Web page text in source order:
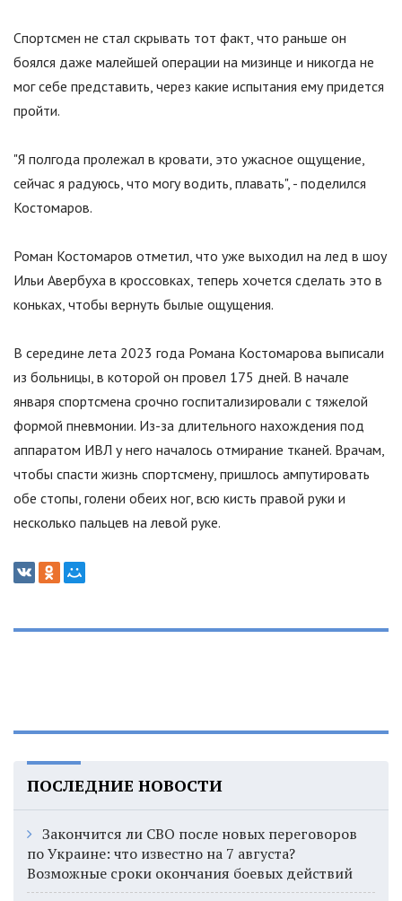
Спортсмен не стал скрывать тот факт, что раньше он
боялся даже малейшей операции на мизинце и никогда не
мог себе представить, через какие испытания ему придется
пройти.
"Я полгода пролежал в кровати, это ужасное ощущение,
сейчас я радуюсь, что могу водить, плавать", - поделился
Костомаров.
Роман Костомаров отметил, что уже выходил на лед в шоу
Ильи Авербуха в кроссовках, теперь хочется сделать это в
коньках, чтобы вернуть былые ощущения.
В середине лета 2023 года Романа Костомарова выписали
из больницы, в которой он провел 175 дней. В начале
января спортсмена срочно госпитализировали с тяжелой
формой пневмонии. Из-за длительного нахождения под
аппаратом ИВЛ у него началось отмирание тканей. Врачам,
чтобы спасти жизнь спортсмену, пришлось ампутировать
обе стопы, голени обеих ног, всю кисть правой руки и
несколько пальцев на левой руке.
ПОСЛЕДНИЕ НОВОСТИ
Закончится ли СВО после новых переговоров
по Украине: что известно на 7 августа?
Возможные сроки окончания боевых действий